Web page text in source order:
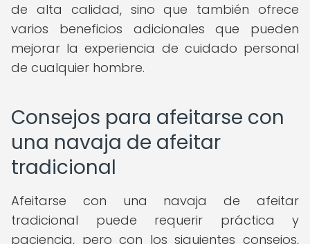
de alta calidad, sino que también ofrece
varios beneficios adicionales que pueden
mejorar la experiencia de cuidado personal
de cualquier hombre.
Consejos para afeitarse con
una navaja de afeitar
tradicional
Afeitarse con una navaja de afeitar
tradicional puede requerir práctica y
paciencia, pero con los siguientes consejos,